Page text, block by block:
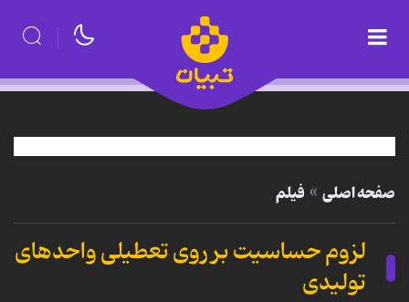
صفحه اصلی فیلم
لزوم حساسیت بر روی تعطیلی واحدهای
تولیدی